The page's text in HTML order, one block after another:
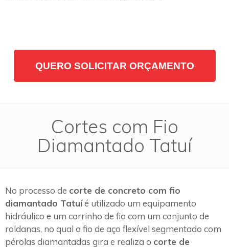
QUERO SOLICITAR ORÇAMENTO
Cortes com Fio
Diamantado Tatuí
No processo de corte de concreto com fio
diamantado Tatuíé utilizado um equipamento
hidráulico e um carrinho de fio com um conjunto de
roldanas, no qual o fio de aço flexível segmentado com
pérolas diamantadas gira e realiza o corte de